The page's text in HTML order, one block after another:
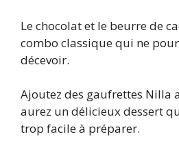
Le chocolat et le beurre de
combo classique qui ne
décevoir.
Ajoutez des gaufrettes Nilla
aurez un délicieux dessert
trop facile à préparer.